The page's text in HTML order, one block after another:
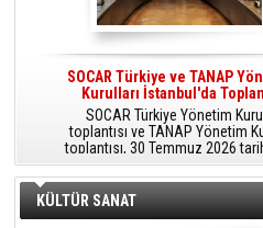
SOCAR Türkiye ve TANAP
Kurulları İstanbul'da
SOCAR Türkiye Yönetim
toplantısı ve TANAP Yönetim
toplantısı, 30 Temmuz 2026
İstanbul’da gerçekleştirildi.
KÜLTÜR SANAT